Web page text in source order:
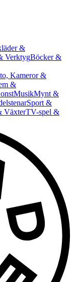
&
VerktygBöcker &
Kameror &
&
MusikMynt &
Sport &
VäxterTV-spel &